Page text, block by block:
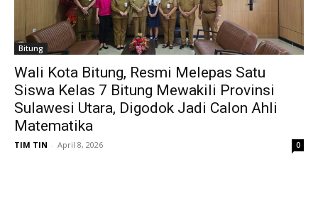
Bitung
Wali Kota Bitung, Resmi Melepas Satu
Siswa Kelas 7 Bitung Mewakili Provinsi
Sulawesi Utara, Digodok Jadi Calon Ahli
Matematika
TIM TIN - April 8, 2026 0